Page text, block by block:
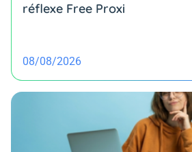
réflexe Free Proxi
08/08/2026